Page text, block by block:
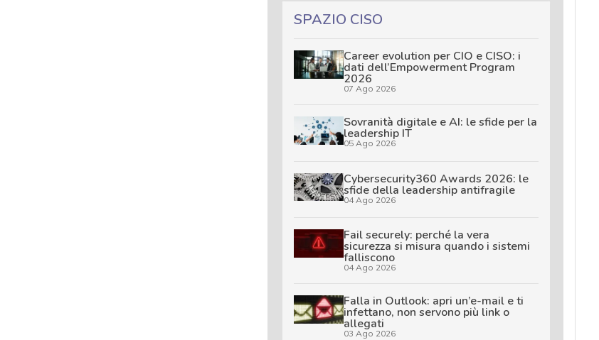
SPAZIO CISO
Career evolution per CIO e CISO: i
dati dell’Empowerment Program
2026
07 Ago 2026
Sovranità digitale e AI: le sfide per la
leadership IT
05 Ago 2026
Cybersecurity360 Awards 2026: le
sfide della leadership antifragile
04 Ago 2026
Fail securely: perché la vera
sicurezza si misura quando i sistemi
falliscono
04 Ago 2026
Falla in Outlook: apri un’e-mail e ti
infettano, non servono più link o
allegati
03 Ago 2026